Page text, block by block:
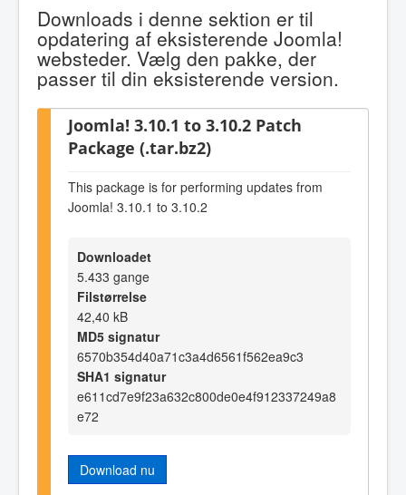
Downloads i denne sektion er til
opdatering af eksisterende Joomla!
websteder. Vælg den pakke, der
passer til din eksisterende version.
Joomla! 3.10.1 to 3.10.2 Patch
Package (.tar.bz2)
This package is for performing updates from
Joomla! 3.10.1 to 3.10.2
Downloadet
5.433 gange
Filstørrelse
42,40 kB
MD5 signatur
6570b354d40a71c3a4d6561f562ea9c3
SHA1 signatur
e611cd7e9f23a632c800de0e4f912337249a8
e72
Download nu